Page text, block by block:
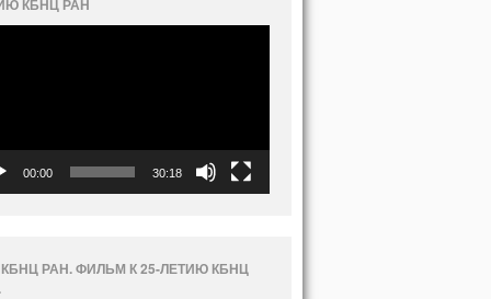
КБНЦ РАН
00:00 30:18
РАН. ФИЛЬМ К 25-ЛЕТИЮ КБНЦ